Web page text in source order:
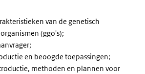
van de genetisch
(ggo's);
en beoogde toepassingen;
methoden en plannen voor